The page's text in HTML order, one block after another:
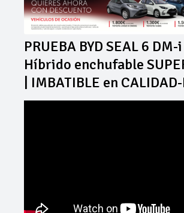
PRUEBA BYD SEAL 6
Híbrido enchufable
| IMBATIBLE en